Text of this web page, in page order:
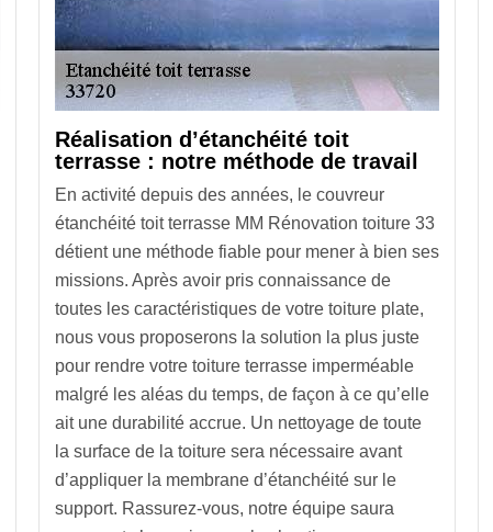
Réalisation d’étanchéité toit
terrasse : notre méthode de travail
En activité depuis des années, le couvreur
étanchéité toit terrasse MM Rénovation toiture 33
détient une méthode fiable pour mener à bien ses
missions. Après avoir pris connaissance de
toutes les caractéristiques de votre toiture plate,
nous vous proposerons la solution la plus juste
pour rendre votre toiture terrasse imperméable
malgré les aléas du temps, de façon à ce qu’elle
ait une durabilité accrue. Un nettoyage de toute
la surface de la toiture sera nécessaire avant
d’appliquer la membrane d’étanchéité sur le
support. Rassurez-vous, notre équipe saura